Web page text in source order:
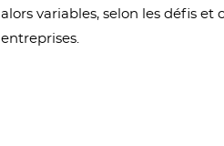
alors variables, selon les défis et
entreprises.